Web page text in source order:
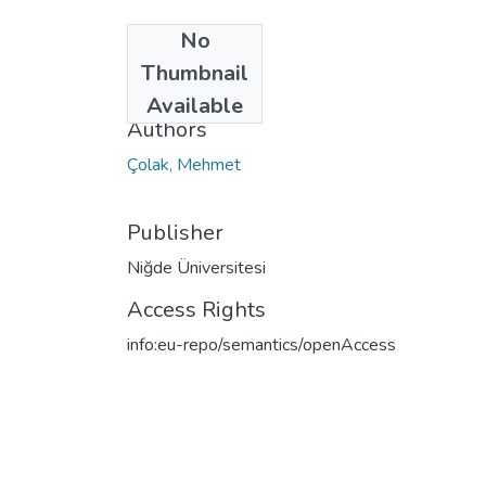
No
Thumbnail
Available
2007
Authors
Çolak, Mehmet
Publisher
Niğde Üniversitesi
Access Rights
info:eu-repo/semantics/openAccess